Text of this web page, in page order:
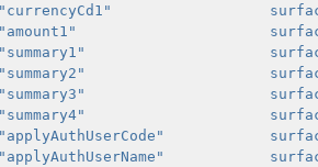
"currencyCd1"
"amount1"
"summary1"
"summary2"
"summary3"
"summary4"
"applyAuthUserCode"
"applyAuthUserName"